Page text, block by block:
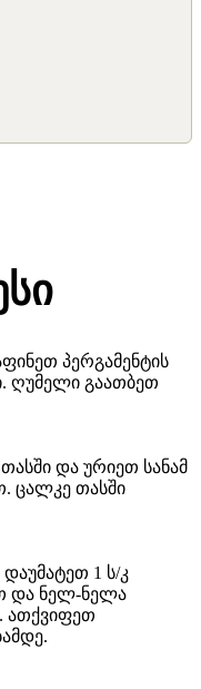
პერგამენტის
ღუმელი გაათბეთ
და ურიეთ სანამ
ცალკე თასში
დაუმატეთ 1 ს/კ
და ნელ-ნელა
ათქვიფეთ